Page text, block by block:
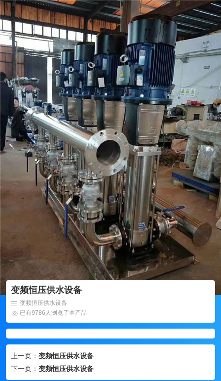
变频恒压供水设备
变频恒压供水设备
已有9786人浏览了本产品
上一页： 变频恒压供水设备
下一页： 变频恒压供水设备